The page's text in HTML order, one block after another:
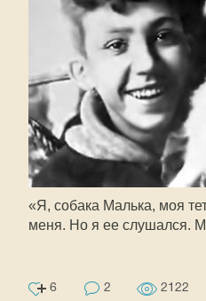
«Я, собака Малька, моя
меня. Но я ее слушался.
6 2 2122